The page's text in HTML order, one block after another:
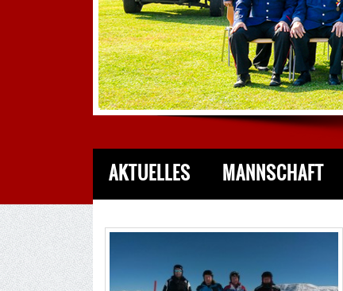
AKTUELLES MANNSCHAFT